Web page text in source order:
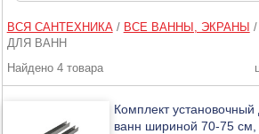
ВСЯ САНТЕХНИКА/ ВСЕ ВАННЫ, ЭКРАНЫ /
ДЛЯ ВАНН
Найдено 4 товара
Комплект
ванн шириной 70-75 см,